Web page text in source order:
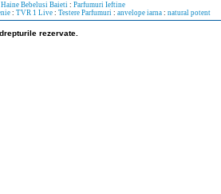
Haine Bebelusi Baieti : Parfumuri Ieftine
: TVR 1 Live : Testere Parfumuri : anvelope iarna : natural potent
rezervate.